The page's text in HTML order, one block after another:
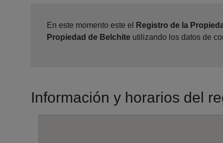
En este momento este el Registro de la
Propiedad de Belchite utilizando los datos de
Información y horarios del